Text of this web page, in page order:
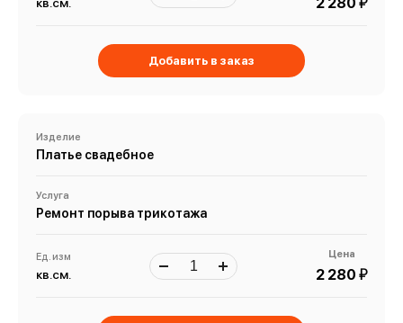
Добавить в заказ
Изделие
Платье свадебное
Услуга
Ремонт порыва трикотажа
Ед. изм
кв.см.
Цена
2 280 й